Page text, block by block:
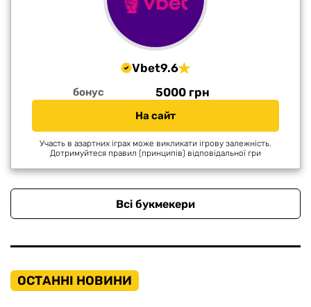
Vbet9.6
бонус 5000 грн
На сайт
Участь в азартних іграх може викликати ігрову залежність.
Дотримуйтеся правил (принципів) відповідальної гри
Всі букмекери
ОСТАННІ НОВИНИ